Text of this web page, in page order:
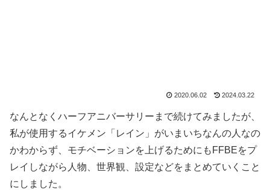
2020.06.02 2024.03.22
なんとなくハーフアニバーサリーまで続けてみましたが、
私が使用するイケメン「レイン」がいまいちなんの人なの
かわからず、モチベーションを上げるためにもFFBEをプ
レイしながら人物、世界観、設定などをまとめていくこと
にしました。